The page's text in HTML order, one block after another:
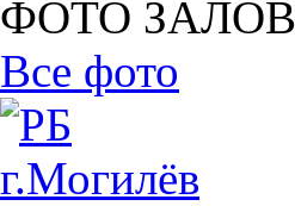
ФОТО ЗАЛОВ
Все фото